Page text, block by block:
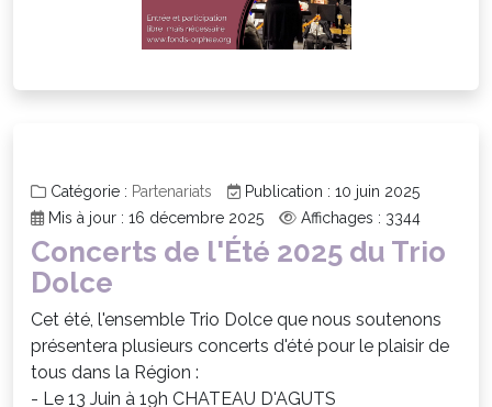
Catégorie : Partenariats
Publication : 10 juin 2025
Mis à jour : 16 décembre 2025
Affichages : 3344
Concerts de l'Été 2025 du Trio
Dolce
Cet été, l'ensemble Trio Dolce que nous soutenons
présentera plusieurs concerts d'été pour le plaisir de
tous dans la Région :
- Le 13 Juin à 19h CHATEAU D'AGUTS